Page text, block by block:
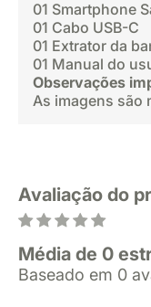
01 Smartphone
01 Cabo USB-C
01 Extrator da
01 Manual do
Observações
As imagens são
Avaliação do
Média de 0
Baseado em 0